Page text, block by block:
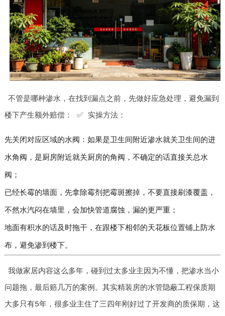
不管是哪种渗水，在找到漏点之前，先做好应急处理，避免漏到
楼下产生额外赔偿： ✅ 实操方法：
先关闭对应区域的水阀：如果是卫生间附近渗水就关卫生间的进
水角阀，是厨房附近就关厨房的角阀，不确定的话直接关总水
阀；
已经长霉的墙面，先拿除霉剂把霉斑擦掉，不要直接刷漆覆盖，
不然水汽闷在墙里，会加快管道腐蚀，漏的更严重；
地面有积水的话及时拖干，在跟楼下相邻的天花板位置铺上防水
布，避免渗到楼下。
我做家居内容这么多年，碰到过太多业主因为不懂，把渗水当小
问题拖，最后赔几万的案例。其实精装房的水管隐蔽工程保质期
大多只有5年，很多业主住了三四年刚好过了开发商的质保期，这